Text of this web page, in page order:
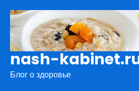
содержимому
nash-
Блог о здоровье